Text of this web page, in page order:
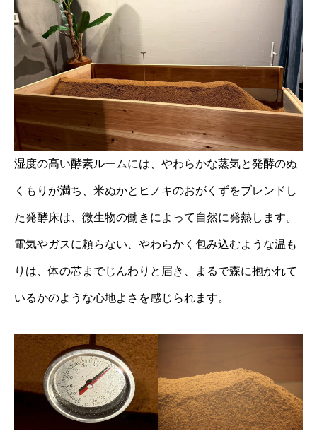
湿度の高い酵素ルームには、やわらかな蒸気と発酵のぬ
くもりが満ち、米ぬかとヒノキのおがくずをブレンドし
た発酵床は、微生物の働きによって自然に発熱します。
電気やガスに頼らない、やわらかく包み込むような温も
りは、体の芯までじんわりと届き、まるで森に抱かれて
いるかのような心地よさを感じられます。